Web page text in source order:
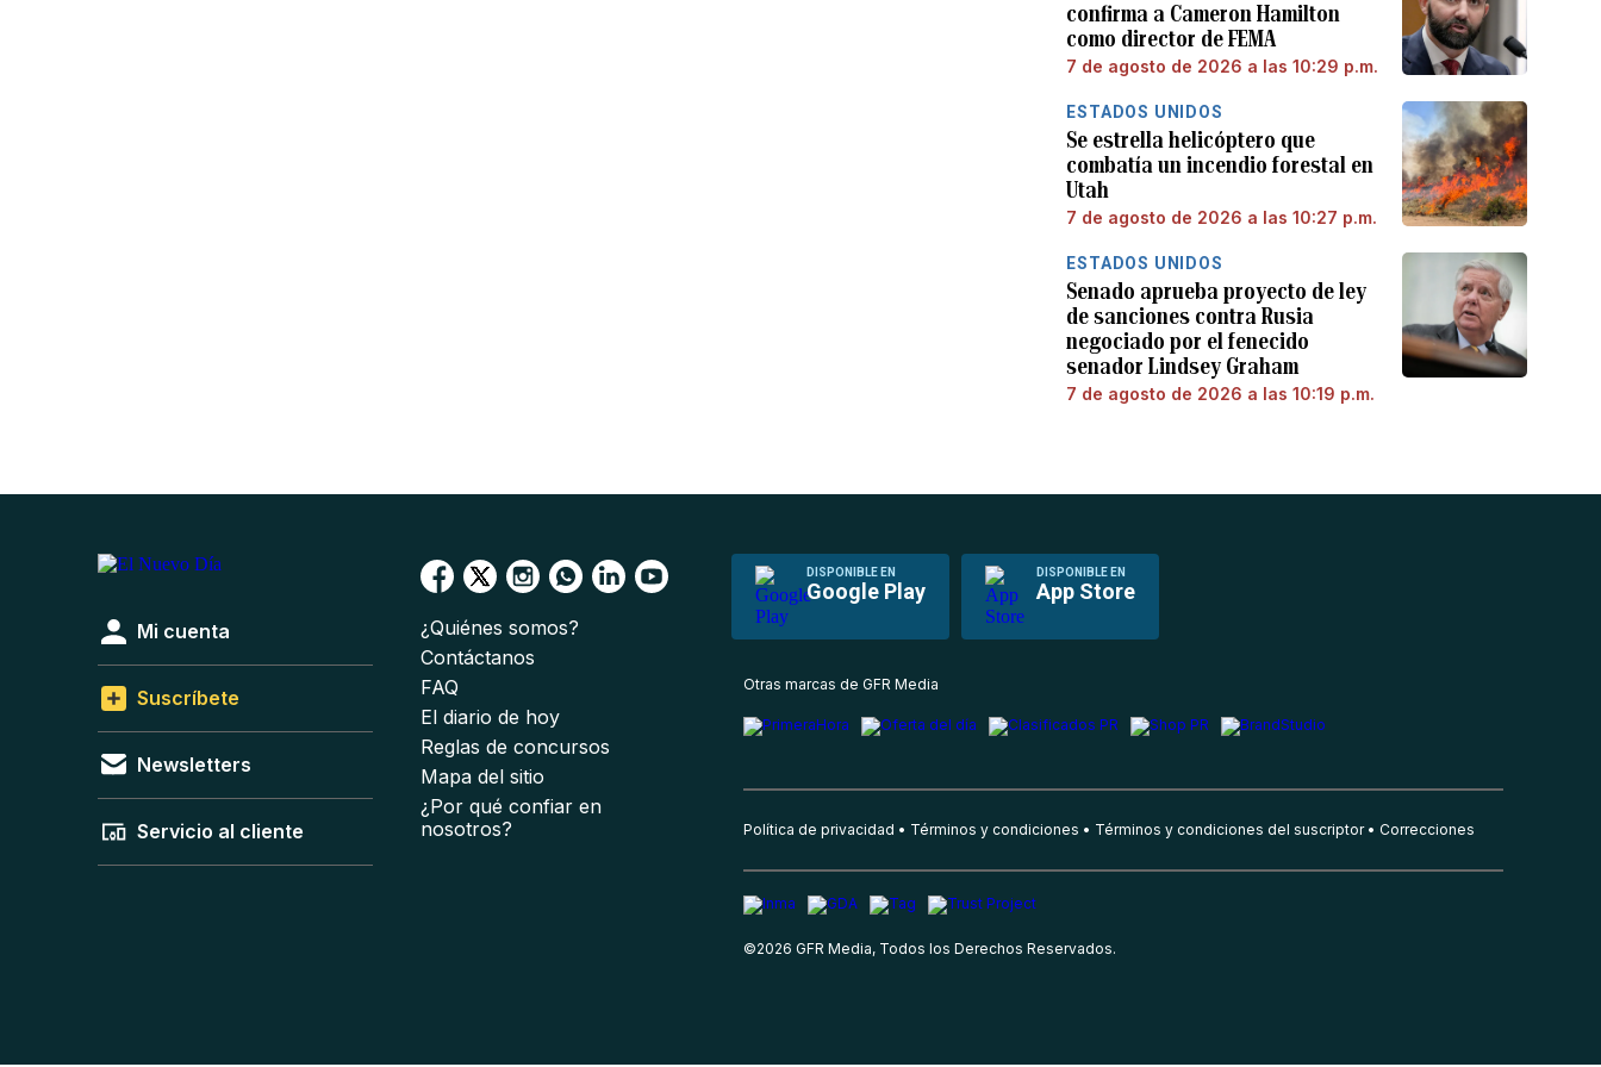
confirma a Cameron Hamilton
como director de FEMA
7 de agosto de 2026 a las 10:29 p.m.
ESTADOS UNIDOS
Se estrella helicóptero que
combatía un incendio forestal en
Utah
7 de agosto de 2026 a las 10:27 p.m.
ESTADOS UNIDOS
Senado aprueba proyecto de ley
de sanciones contra Rusia
negociado por el fenecido
senador Lindsey Graham
7 de agosto de 2026 a las 10:19 p.m.
DISPONIBLE EN
Google Play
DISPONIBLE EN
App Store
Mi cuenta
Suscríbete
Newsletters
Servicio al cliente
¿Quiénes somos?
Contáctanos
FAQ
El diario de hoy
Reglas de concursos
Mapa del sitio
¿Por qué confiar en
nosotros?
Otras marcas de GFR Media
Política de privacidad Términos y condiciones Términos y condiciones del suscriptor Correcciones
©2026 GFR Media, Todos los Derechos Reservados.